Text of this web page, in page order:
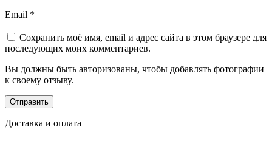
Email *
Сохранить моё имя, email и адрес сайта в этом браузере для
последующих моих комментариев.
Вы должны быть авторизованы, чтобы добавлять фотографии
к своему отзыву.
Доставка и оплата